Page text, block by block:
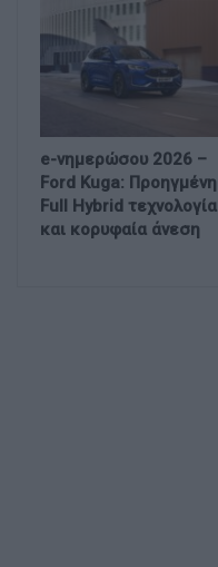
e-νημερώσου 2026 –
Ford Kuga: Προηγμένη
Full Hybrid τεχνολογία
και κορυφαία άνεση